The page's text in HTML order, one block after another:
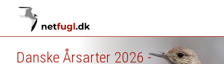
Danske Årsarter 2026 -